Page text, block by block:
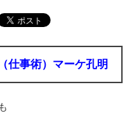
仕事術）マーケ孔明